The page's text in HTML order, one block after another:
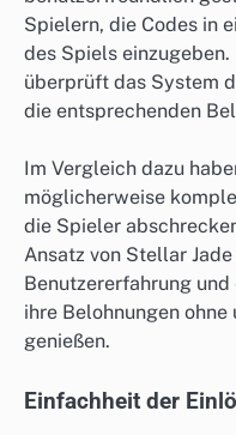
Spielern, die Codes in
des Spiels
überprüft das System
die entsprechenden
Im Vergleich dazu
möglicherweise
die Spieler
Ansatz von Stellar
Benutzererfahrung
ihre Belohnungen
genießen.
Einfachheit der